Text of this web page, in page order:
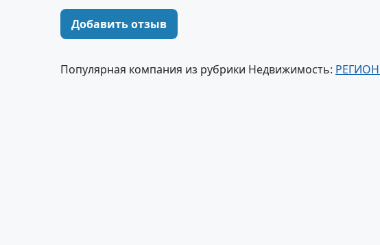
Добавить отзыв
Популярная компания из рубрики Недвижимость: